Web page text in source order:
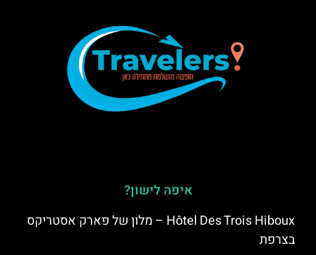
איפה לישון?
Hôtel Des Trois Hiboux – מלון של פארק אסטריקס
בצרפת